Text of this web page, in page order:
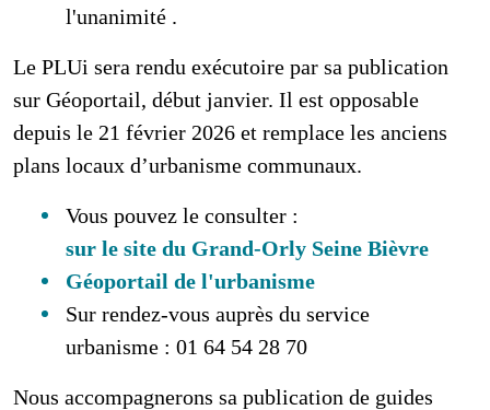
l'unanimité .
Le PLUi sera rendu exécutoire par sa publication
sur Géoportail, début janvier. Il est opposable
depuis le 21 février 2026 et remplace les anciens
plans locaux d’urbanisme communaux.
Vous pouvez le consulter :
sur le site du Grand-Orly Seine Bièvre
Géoportail de l'urbanisme
Sur rendez-vous auprès du service
urbanisme : 01 64 54 28 70
Nous accompagnerons sa publication de guides